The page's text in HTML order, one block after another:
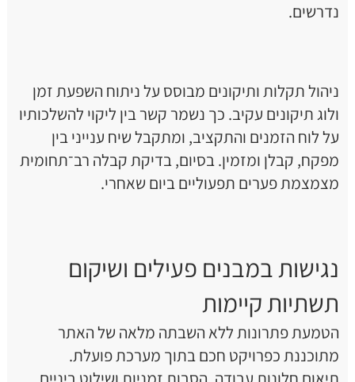
נדרשים.
ניהול תקלות ותיקונים מבוסס על ניתוח השפעת זמן
ולוג תיקונים עקיב. כך נשמר קשר בין ליקוי להשלכותיו
על לוח הזמנים והתקציב, ומתקבל שיח ענייני בין
מפקח, קבלן ומזמין. בסיום, בדיקת קבלה רב־תחומית
מצמצמת פערים תפעוליים ביום שאחרי.
נגישות במבנים פעילים ושיקום
תשתיות קיימות
הטמעת פתרונות ללא השבתה מלאה של האתר
מתוכננת כפרויקט חכם בתוך מערכת פועלת.